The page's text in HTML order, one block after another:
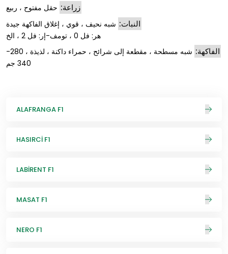
زراعة: حقل مفتوح ، ربيع
النبات: شبه نحيف ، قوي ، إغلاق الفاكهة جيدة
هر: فل 0 ، تومف-إر: فل 2 ، الخ
الفاكهة:
شبه مسطحة ، مقطعة إلى شرائح ، حمراء داكنة ، لذيذة ، 280-
340 جم
ALAFRANGA F1
HASIRCİ F1
LABİRENT F1
MASAT F1
NERO F1